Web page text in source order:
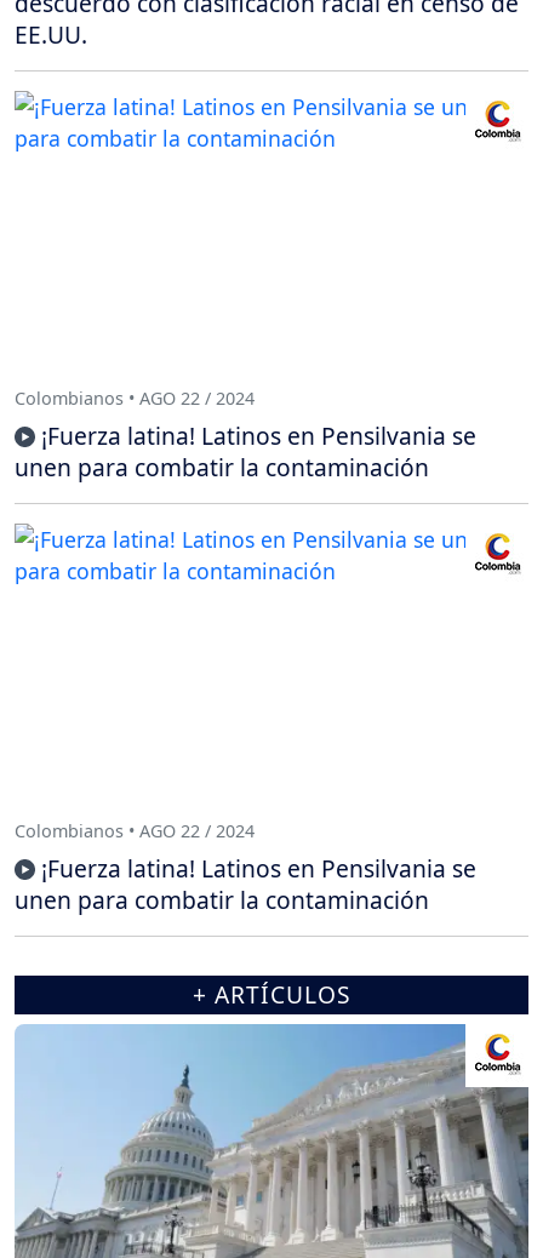
EE.UU.
Colombianos • AGO 22 / 2024
¡Fuerza latina! Latinos en Pensilvania se
unen para combatir la contaminación
Colombianos • AGO 22 / 2024
¡Fuerza latina! Latinos en Pensilvania se
unen para combatir la contaminación
+ ARTÍCULOS